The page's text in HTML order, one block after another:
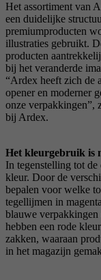
Het assortiment van
een duidelijke
premiumproducten
illustraties gebruikt.
producten
bij het veranderde
“Ardex heeft zich de
opener en moderner
onze verpakkingen”,
bij Ardex.
Het kleurgebruik is
In tegenstelling tot
kleur. Door de
bepalen voor welke
tegellijmen in
blauwe verpakkingen
hebben een rode
zakken, waaraan
in het magazijn